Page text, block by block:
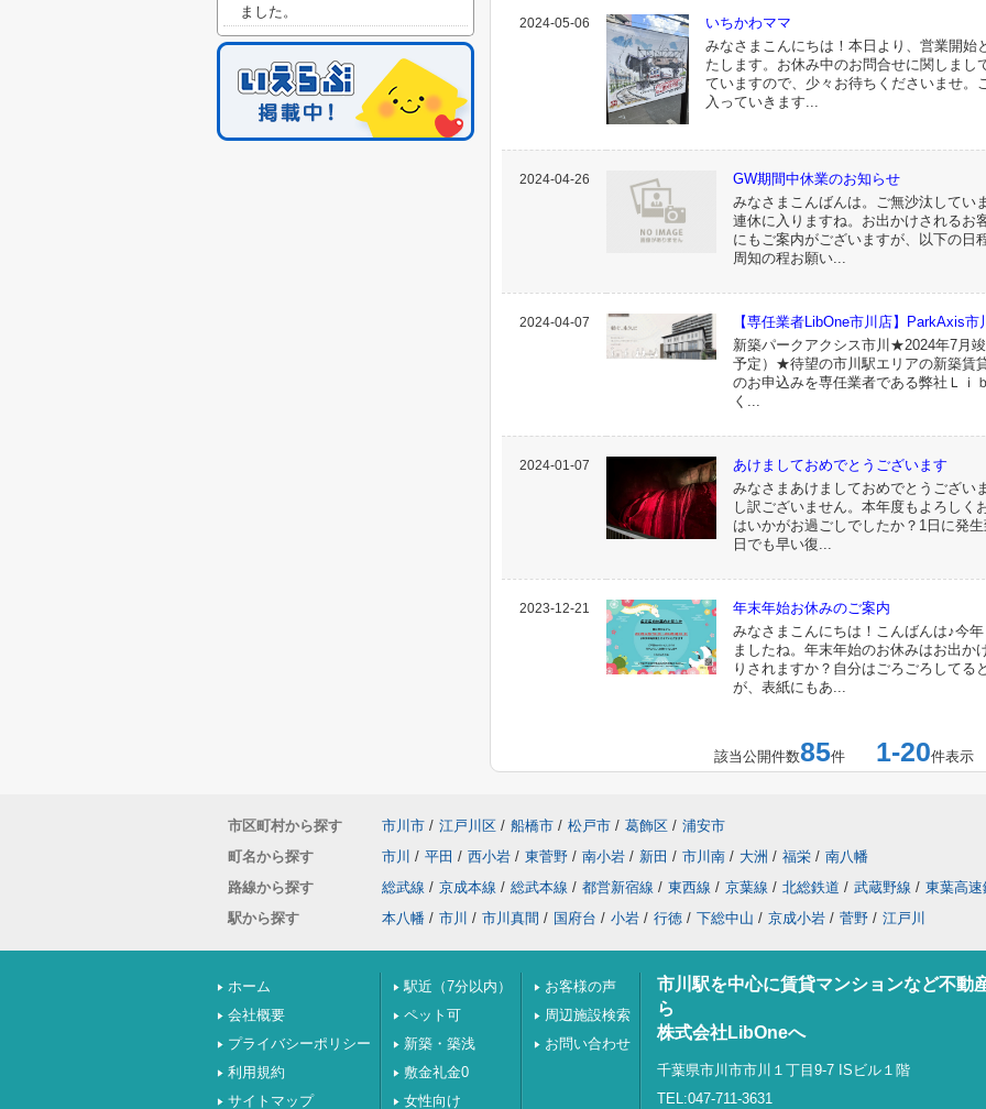
2024-05-06
いちかわママ
みなさまこんにちは！本日より、営業開始
たします。お休み中のお問合せに関しまし
ていますので、少々お待ちくださいませ。
入っていきます...
2024-04-26
GW期間中休業のお知らせ
みなさまこんばんは。ご無沙汰してい
連休に入りますね。お出かけされるお
にもご案内がございますが、以下の日
周知の程お願い...
2024-04-07
【専任業者LibOne市川店】ParkAxis
新築パークアクシス市川★2024年7月
予定）★待望の市川駅エリアの新築賃
のお申込みを専任業者である弊社Ｌｉ
く...
2024-01-07
あけましておめでとうございます
みなさまあけましておめでとうござい
し訳ございません。本年度もよろしく
はいかがお過ごしでしたか？1日に発
日でも早い復...
2023-12-21
年末年始お休みのご案内
みなさまこんにちは！こんばんは♪今
ましたね。年末年始のお休みはお出か
りされますか？自分はごろごろしてる
が、表紙にもあ...
該当公開件数85件 1-20件表示
ました。
市区町村から探す 市川市 / 江戸川区 / 船橋市 / 松戸市 / 葛飾区 / 浦安市
町名から探す
市川 / 平田 / 西小岩 / 東菅野 / 南小岩 / 新田 / 市川南 / 大洲 / 福栄 / 南八幡
路線から探す
総武線 / 京成本線 / 総武本線 / 都営新宿線 / 東西線 / 京葉線 / 北総鉄道 / 武蔵野線 / 東葉高速
駅から探す
本八幡 / 市川 / 市川真間 / 国府台 / 小岩 / 行徳 / 下総中山 / 京成小岩 / 菅野 / 江戸川
ホーム
会社概要
プライバシーポリシー
利用規約
サイトマップ
駅近（7分以内）
ペット可
新築・築浅
敷金礼金0
女性向け
お客様の声
周辺施設検索
お問い合わせ
市川駅を中心に賃貸マンションなど不動
ら
株式会社LibOneへ
千葉県市川市市川１丁目9-7 ISビル１階
TEL:047-711-3631